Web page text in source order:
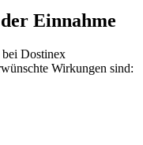
Einnahme
Dostinex
Wirkungen sind: